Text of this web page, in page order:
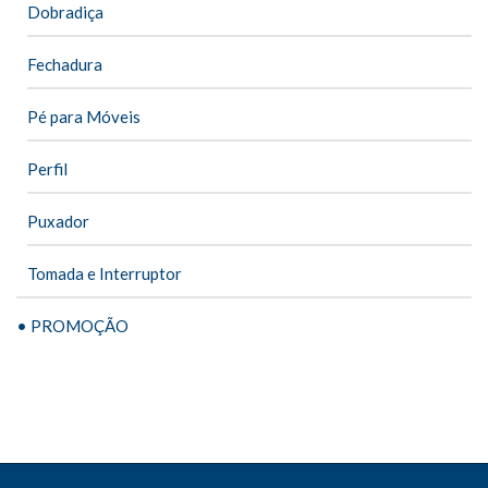
Dobradiça
Fechadura
Pé para Móveis
Perfil
Puxador
Tomada e Interruptor
• PROMOÇÃO